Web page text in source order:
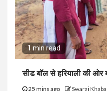
1 min read
सीड बॉल से हरियाली की ओर
25 mins ago Swaraj